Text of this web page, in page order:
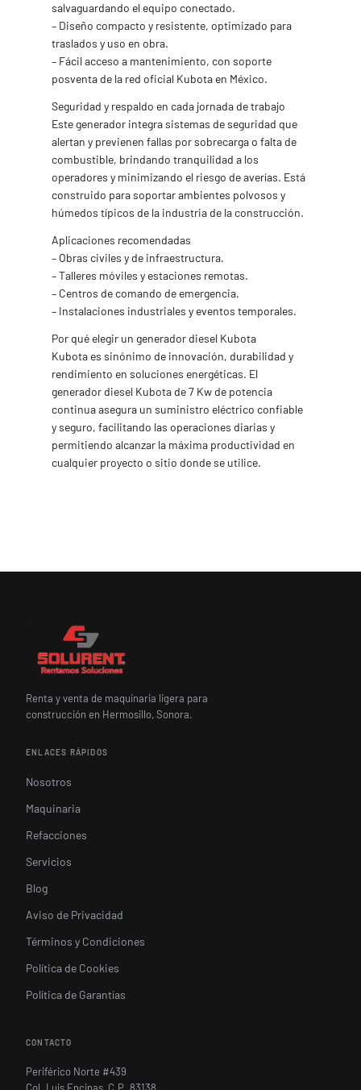
salvaguardando el equipo conectado.
– Diseño compacto y resistente, optimizado para
traslados y uso en obra.
– Fácil acceso a mantenimiento, con soporte
posventa de la red oficial Kubota en México.
Seguridad y respaldo en cada jornada de trabajo
Este generador integra sistemas de seguridad que
alertan y previenen fallas por sobrecarga o falta de
combustible, brindando tranquilidad a los
operadores y minimizando el riesgo de averías. Está
construido para soportar ambientes polvosos y
húmedos típicos de la industria de la construcción.
Aplicaciones recomendadas
– Obras civiles y de infraestructura.
– Talleres móviles y estaciones remotas.
– Centros de comando de emergencia.
– Instalaciones industriales y eventos temporales.
Por qué elegir un generador diesel Kubota
Kubota es sinónimo de innovación, durabilidad y
rendimiento en soluciones energéticas. El
generador diesel Kubota de 7 Kw de potencia
continua asegura un suministro eléctrico confiable
y seguro, facilitando las operaciones diarias y
permitiendo alcanzar la máxima productividad en
cualquier proyecto o sitio donde se utilice.
Renta y venta de maquinaria ligera para
construcción en Hermosillo, Sonora.
ENLACES RÁPIDOS
Nosotros
Maquinaria
Refacciones
Servicios
Blog
Aviso de Privacidad
Términos y Condiciones
Política de Cookies
Política de Garantías
CONTACTO
Periférico Norte #439